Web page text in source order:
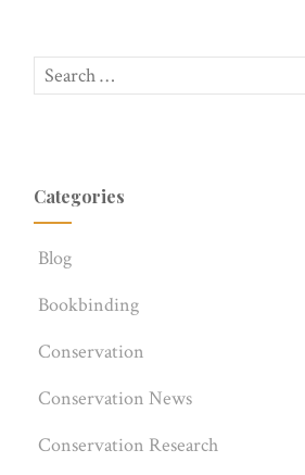
Categories
Blog
Bookbinding
Conservation
Conservation News
Conservation Research